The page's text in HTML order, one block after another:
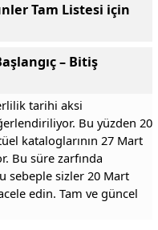
Tam Listesi için
– Bitiş
tarihi aksi
Bu yüzden 20
kataloglarının 27 Mart
Bu süre zarfında
sebeple sizler 20 Mart
edin. Tam ve güncel